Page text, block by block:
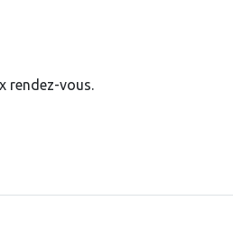
rendez-vous.